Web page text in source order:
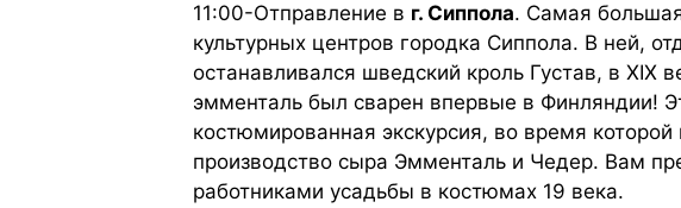
11:00-Отправление в г. Сиппола. Самая
культурных центров городка Сиппола. В ней,
останавливался шведский кроль Густав, в
эмменталь был сварен впервые в Финляндии!
костюмированная экскурсия, во время
производство сыра Эмменталь и Чедер. Вам
работниками усадьбы в костюмах 19 века.